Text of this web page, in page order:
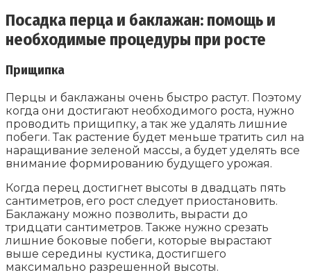
Посадка перца и баклажан: помощь и
необходимые процедуры при росте
Прищипка
Перцы и баклажаны очень быстро растут. Поэтому
когда они достигают необходимого роста, нужно
проводить прищипку, а так же удалять лишние
побеги. Так растение будет меньше тратить сил на
наращивание зеленой массы, а будет уделять все
внимание формированию будущего урожая.
Когда перец достигнет высоты в двадцать пять
сантиметров, его рост следует приостановить.
Баклажану можно позволить, вырасти до
тридцати сантиметров. Также нужно срезать
лишние боковые побеги, которые вырастают
выше середины кустика, достигшего
максимально разрешенной высоты.